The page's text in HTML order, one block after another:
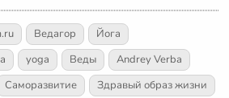
Ведагор
Йога
yoga Веды
Andrey Verba
Саморазвитие
Здравый образ жизни